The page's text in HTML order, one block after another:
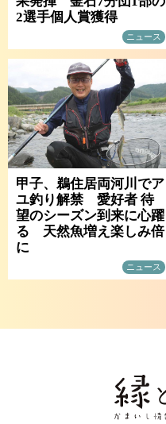
2選手個人賞獲得
ニュース
甲子、鵜住居両河川でア
ユ釣り解禁 愛好者 待
望のシーズン到来に心躍
る 天然魚増え楽しみ倍
に
ニュース